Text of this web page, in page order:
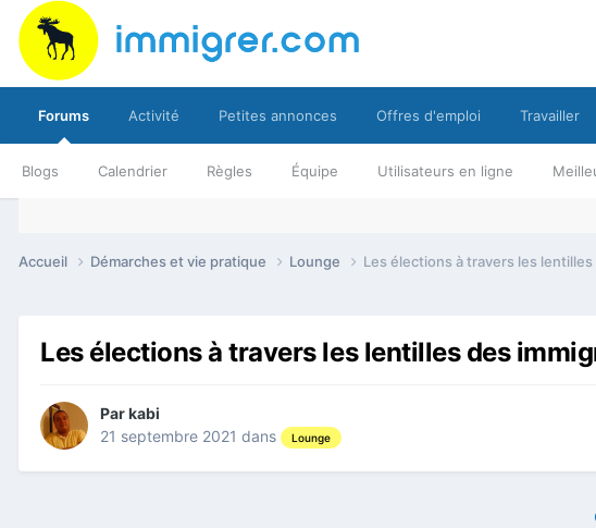
Forums
Blogs Calendrier Règles Équipe Utilisateurs en ligne
Activité Petites annonces Offres d'emploi Travailler
Accueil Démarches et vie pratique Lounge Les élections à travers les
Les élections à travers les lentilles des
Parkabi
21 septembre 2021 dans Lounge